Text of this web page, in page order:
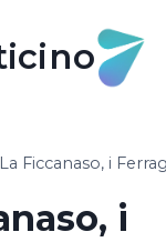
La Ficcanaso, i
i